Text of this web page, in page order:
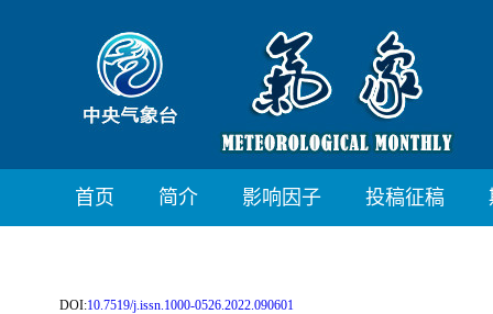
首页 简介 影响因子 投稿征稿
DOI:10.7519/j.issn.1000-0526.2022.090601